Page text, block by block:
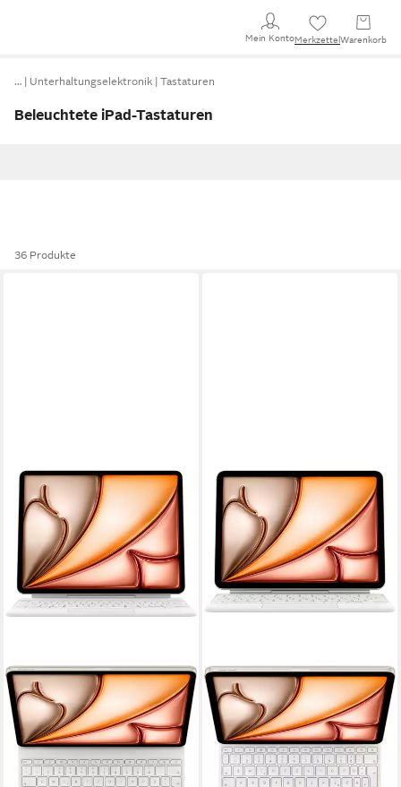
Mein KontoMerkzettel Warenkorb
… Unterhaltungselektronik Tastaturen
Beleuchtete iPad-Tastaturen
36 Produkte